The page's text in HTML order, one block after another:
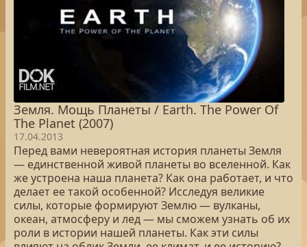
Земля. Мощь Планеты / Earth. The Power Of
The Planet (2007)
17.04.2013
Перед вами невероятная история планеты Земля
— единственной живой планеты во вселенной. Как
же устроена наша планета? Как она работает, и что
делает ее такой особенной? Исследуя великие
силы, которые формируют Землю — вулканы,
океан, атмосферу и лед — мы сможем узнать об их
роли в истории нашей планеты. Как эти силы